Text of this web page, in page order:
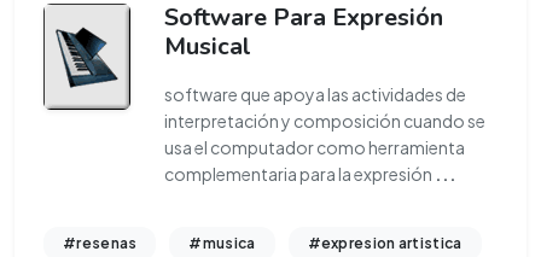
Software Para Expresión
Musical
software que apoya las actividades de
interpretación y composición cuando se
usa el computador como herramienta
complementaria para la expresión ...
#resenas #musica #expresion artistica